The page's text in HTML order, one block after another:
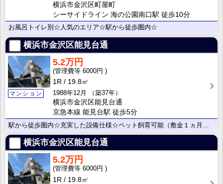
横浜市金沢区町屋町
シーサイドライン 海の公園南口駅 徒歩10分
お風呂トイレ別☆人気のエリア☆駅から徒歩圏内☆
横浜市金沢区能見台通
マンション
5.2万円
6000円
1R
19.8㎡
1988年12月
（築37年）
横浜市金沢区能見台通
京急本線 能見台駅 徒歩5分
横浜市金沢区能見台通
5.2万円
6000円
1R
19.8㎡